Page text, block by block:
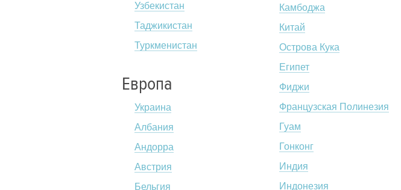
Узбекистан
Таджикистан
Туркменистан
Европа
Украина
Албания
Андорра
Австрия
Бельгия
Камбоджа
Китай
Острова Кука
Египет
Фиджи
Французская Полинезия
Гуам
Гонконг
Индия
Индонезия